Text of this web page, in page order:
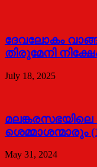
ദേവലോകം
തിരുമേനി
July 18, 2025
മലങ്കരസഭയിലെ
ശെമ്മാശന്മാരും
May 31, 2024